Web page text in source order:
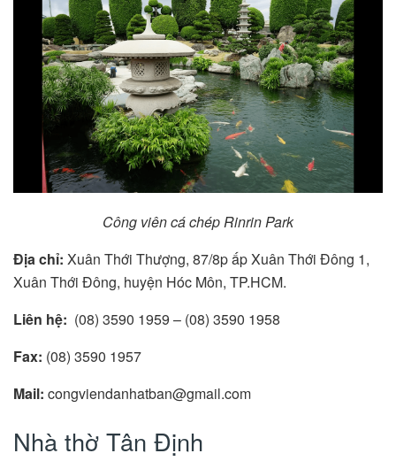
Công viên cá chép Rinrin Park
Địa chỉ: Xuân Thới Thượng, 87/8p ấp Xuân Thới Đông 1,
Xuân Thới Đông, huyện Hóc Môn, TP.HCM.
Liên hệ: (08) 3590 1959 – (08) 3590 1958
Fax: (08) 3590 1957
Mail: congviendanhatban@gmail.com
Nhà thờ Tân Định